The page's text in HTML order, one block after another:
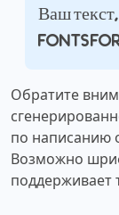
Ваш
Обратите
по написанию
Возможно
поддерживает